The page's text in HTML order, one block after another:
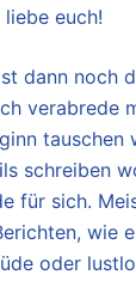
euch!
dann noch
verabrede
tauschen
schreiben
für sich.
wie
oder